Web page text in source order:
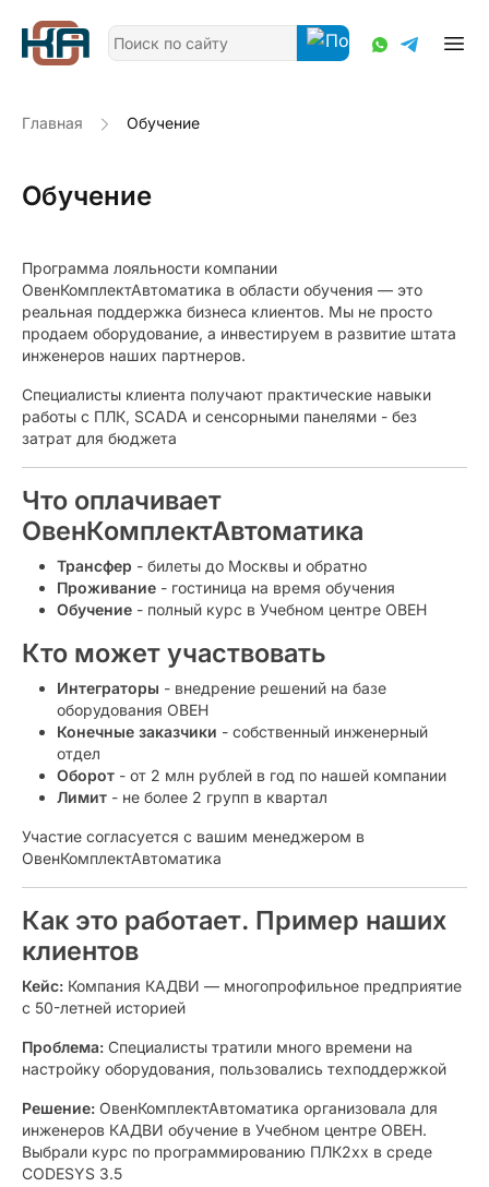
Главная Обучение
Обучение
Программа лояльности компании
ОвенКомплектАвтоматика в области обучения — это
реальная поддержка бизнеса клиентов. Мы не просто
продаем оборудование, а инвестируем в развитие штата
инженеров наших партнеров.
Специалисты клиента получают практические навыки
работы с ПЛК, SCADA и сенсорными панелями - без
затрат для бюджета
Что оплачивает
ОвенКомплектАвтоматика
Трансфер - билеты до Москвы и обратно
Проживание - гостиница на время обучения
Обучение - полный курс в Учебном центре ОВЕН
Кто может участвовать
Интеграторы - внедрение решений на базе
оборудования ОВЕН
Конечные заказчики - собственный инженерный
отдел
Оборот - от 2 млн рублей в год по нашей компании
Лимит - не более 2 групп в квартал
Участие согласуется с вашим менеджером в
ОвенКомплектАвтоматика
Как это работает. Пример наших
клиентов
Кейс: Компания КАДВИ — многопрофильное предприятие
с 50-летней историей
Проблема: Специалисты тратили много времени на
настройку оборудования, пользовались техподдержкой
Решение: ОвенКомплектАвтоматика организовала для
инженеров КАДВИ обучение в Учебном центре ОВЕН.
Выбрали курс по программированию ПЛК2хх в среде
CODESYS 3.5